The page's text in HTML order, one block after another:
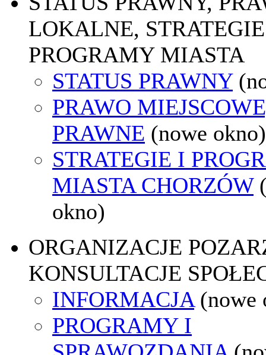
LOKALNE,
PROGRAMY MIASTA
STATUS PRAWNY
PRAWO
PRAWNE (nowe okno)
STRATEGIE I
MIASTA CHORZÓW
okno)
ORGANIZACJE
KONSULTACJE
INFORMACJA (nowe
PROGRAMY I